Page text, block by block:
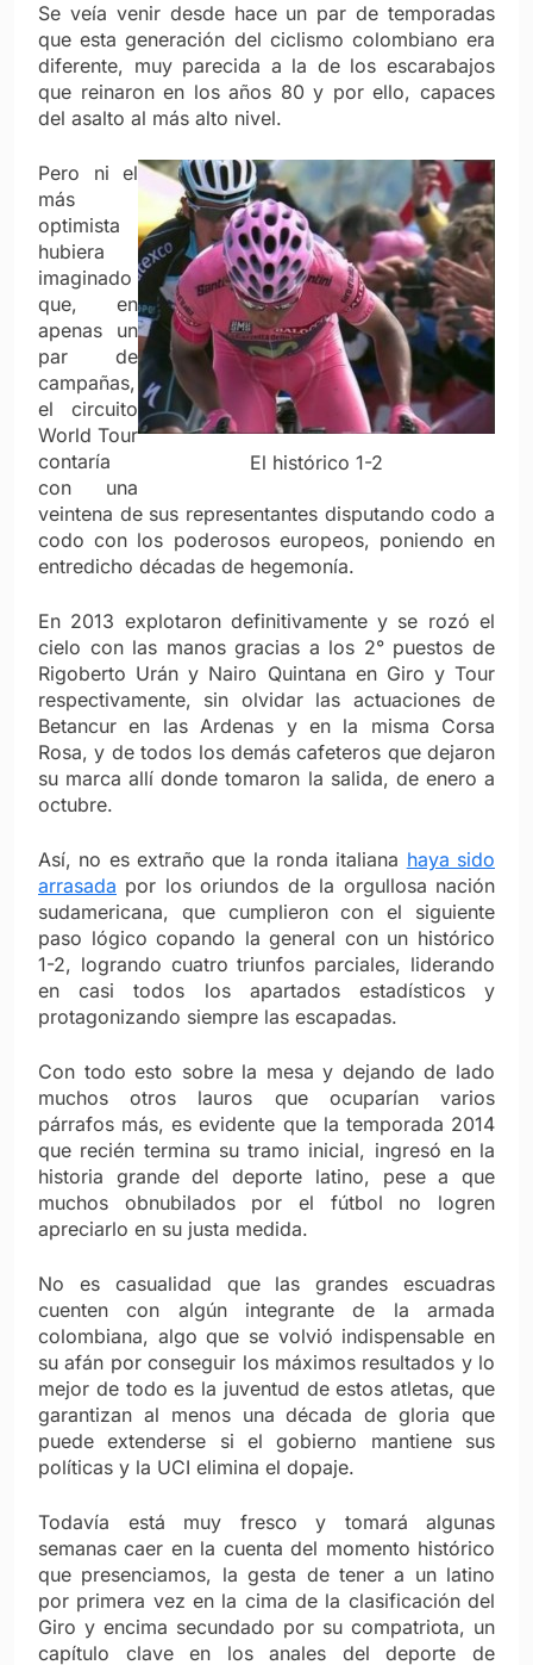
Se veía venir desde hace un par de temporadas
que esta generación del ciclismo colombiano era
diferente, muy parecida a la de los escarabajos
que reinaron en los años 80 y por ello, capaces
del asalto al más alto nivel.
El histórico 1-2
Pero ni el
más
optimista
hubiera
imaginado
que, en
apenas un
par de
campañas,
el circuito
World Tour
contaría
con una
veintena de sus representantes disputando codo a
codo con los poderosos europeos, poniendo en
entredicho décadas de hegemonía.
En 2013 explotaron definitivamente y se rozó el
cielo con las manos gracias a los 2° puestos de
Rigoberto Urán y Nairo Quintana en Giro y Tour
respectivamente, sin olvidar las actuaciones de
Betancur en las Ardenas y en la misma Corsa
Rosa, y de todos los demás cafeteros que dejaron
su marca allí donde tomaron la salida, de enero a
octubre.
Así, no es extraño que la ronda italiana haya sido
arrasada por los oriundos de la orgullosa nación
sudamericana, que cumplieron con el siguiente
paso lógico copando la general con un histórico
1-2, logrando cuatro triunfos parciales, liderando
en casi todos los apartados estadísticos y
protagonizando siempre las escapadas.
Con todo esto sobre la mesa y dejando de lado
muchos otros lauros que ocuparían varios
párrafos más, es evidente que la temporada 2014
que recién termina su tramo inicial, ingresó en la
historia grande del deporte latino, pese a que
muchos obnubilados por el fútbol no logren
apreciarlo en su justa medida.
No es casualidad que las grandes escuadras
cuenten con algún integrante de la armada
colombiana, algo que se volvió indispensable en
su afán por conseguir los máximos resultados y lo
mejor de todo es la juventud de estos atletas, que
garantizan al menos una década de gloria que
puede extenderse si el gobierno mantiene sus
políticas y la UCI elimina el dopaje.
Todavía está muy fresco y tomará algunas
semanas caer en la cuenta del momento histórico
que presenciamos, la gesta de tener a un latino
por primera vez en la cima de la clasificación del
Giro y encima secundado por su compatriota, un
capítulo clave en los anales del deporte de